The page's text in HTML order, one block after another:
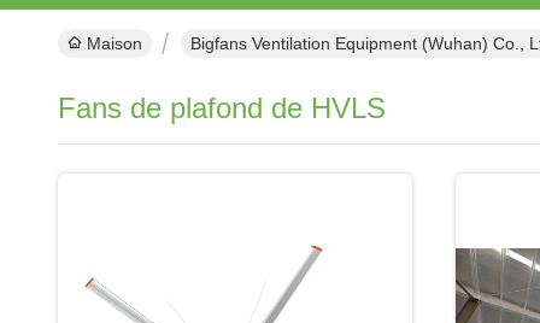
Maison Bigfans Ventilation Equipment (Wuhan) Co.,
Fans de plafond de HVLS